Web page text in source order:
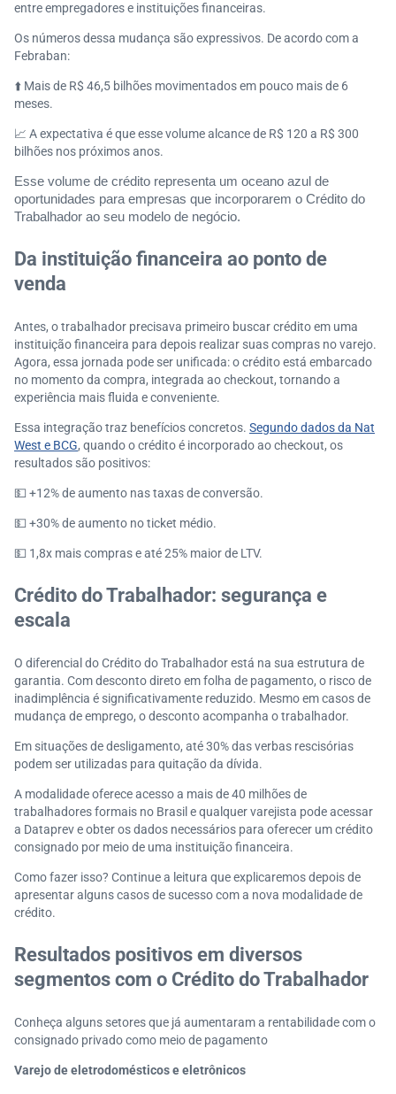
entre empregadores e instituições financeiras.
Os números dessa mudança são expressivos. De acordo com a
Febraban:
⬆️ Mais de R$ 46,5 bilhões movimentados em pouco mais de 6
meses.
📈 A expectativa é que esse volume alcance de R$ 120 a R$ 300
bilhões nos próximos anos.
Esse volume de crédito representa um oceano azul de
oportunidades para empresas que incorporarem o Crédito do
Trabalhador ao seu modelo de negócio.
Da instituição financeira ao ponto de
venda
Antes, o trabalhador precisava primeiro buscar crédito em uma
instituição financeira para depois realizar suas compras no varejo.
Agora, essa jornada pode ser unificada: o crédito está embarcado
no momento da compra, integrada ao checkout, tornando a
experiência mais fluida e conveniente.
Essa integração traz benefícios concretos. Segundo dados da Nat
West e BCG, quando o crédito é incorporado ao checkout, os
resultados são positivos:
💵 +12% de aumento nas taxas de conversão.
💵 +30% de aumento no ticket médio.
💵 1,8x mais compras e até 25% maior de LTV.
Crédito do Trabalhador: segurança e
escala
O diferencial do Crédito do Trabalhador está na sua estrutura de
garantia. Com desconto direto em folha de pagamento, o risco de
inadimplência é significativamente reduzido. Mesmo em casos de
mudança de emprego, o desconto acompanha o trabalhador.
Em situações de desligamento, até 30% das verbas rescisórias
podem ser utilizadas para quitação da dívida.
A modalidade oferece acesso a mais de 40 milhões de
trabalhadores formais no Brasil e qualquer varejista pode acessar
a Dataprev e obter os dados necessários para oferecer um crédito
consignado por meio de uma instituição financeira.
Como fazer isso? Continue a leitura que explicaremos depois de
apresentar alguns casos de sucesso com a nova modalidade de
crédito.
Resultados positivos em diversos
segmentos com o Crédito do Trabalhador
Conheça alguns setores que já aumentaram a rentabilidade com o
consignado privado como meio de pagamento
Varejo de eletrodomésticos e eletrônicos